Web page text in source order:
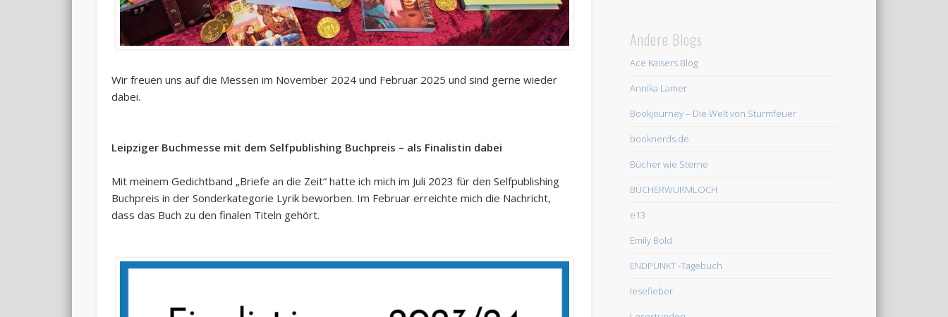
Wir freuen uns auf die Messen im November 2024 und Februar 2025 und sind gerne wieder
dabei.
Leipziger Buchmesse mit dem Selfpublishing Buchpreis – als Finalistin dabei
Mit meinem Gedichtband „Briefe an die Zeit“ hatte ich mich im Juli 2023 für den Selfpublishing
Buchpreis in der Sonderkategorie Lyrik beworben. Im Februar erreichte mich die Nachricht,
dass das Buch zu den finalen Titeln gehört.
Andere Blogs
Ace Kaisers Blog
Annika Lamer
Bookjourney – Die Welt von Sturmfeuer
booknerds.de
Bücher wie Sterne
BÜCHERWURMLOCH
e13
Emily Bold
ENDPUNKT -Tagebuch
lesefieber